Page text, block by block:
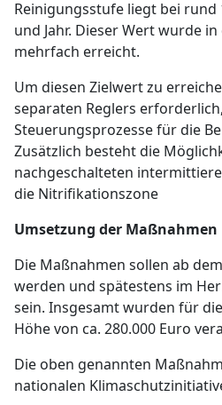
Reinigungsstufe liegt bei
und Jahr. Dieser Wert wurde
mehrfach erreicht.
Um diesen Zielwert zu
separaten Reglers
Steuerungsprozesse für die
Zusätzlich besteht die
nachgeschalteten
die Nitrifikationszone
Umsetzung der Maßnahmen
Die Maßnahmen sollen ab
werden und spätestens im
sein. Insgesamt wurden für
Höhe von ca. 280.000 Euro
Die oben genannten
nationalen